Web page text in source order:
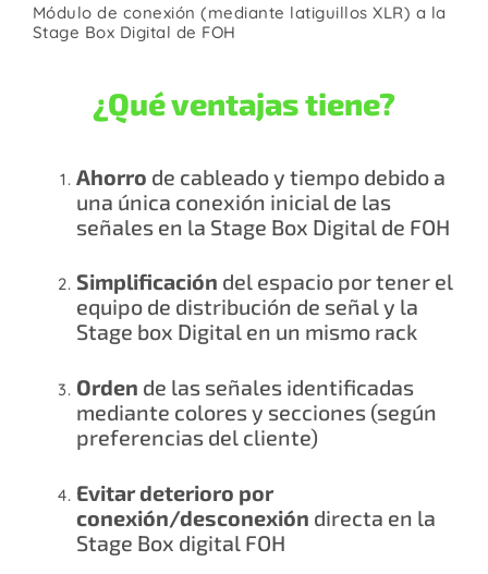
Módulo de conexión (mediante latiguillos XLR) a la
Stage Box Digital de FOH
¿Qué ventajas tiene?
Ahorro de cableado y tiempo debido a
una única conexión inicial de las
señales en la Stage Box Digital de FOH
Simplificación del espacio por tener el
equipo de distribución de señal y la
Stage box Digital en un mismo rack
Orden de las señales identificadas
mediante colores y secciones (según
preferencias del cliente)
Evitar deterioro por
conexión/desconexión directa en la
Stage Box digital FOH